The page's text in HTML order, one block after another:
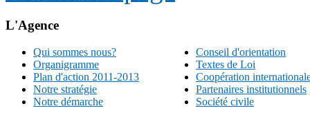
L'Agence
Qui sommes nous?
Organigramme
Plan d'action 2011-2013
Notre stratégie
Notre démarche
Conseil d'orientation
Textes de Loi
Coopération
Partenaires institutionnels
Société civile